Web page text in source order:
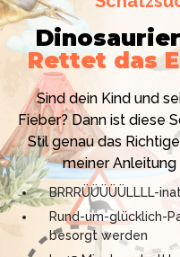
Ich bin THiLO, "Dein
TV-Profi (ZDF "1, 2
Schatzsuchen und
Download. Und
Rettet das
Sind dein Kind und
Fieber? Dann ist diese
Stil genau das
meiner Anleitung
BRRRÜÜÜÜÜLLLL-
Rund-um-glücklich-
besorgt werden
Locked-up
des
Das gab es noch nie:
High-Tech Labor!
Mission,
Knackt den
Kniffliger Rätselspaß
99 Jahre)
Professionelles PDF:
inklusive